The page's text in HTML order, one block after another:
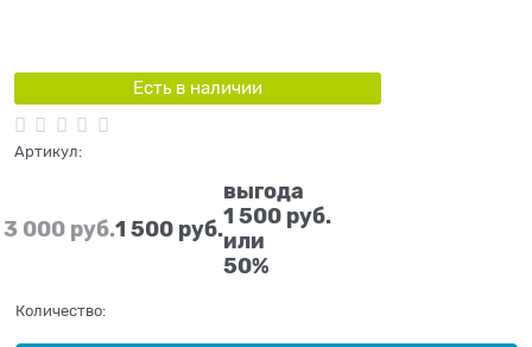
Есть в наличии
Артикул:
3 000 руб.1 500 руб.
выгода
1 500 руб.
или
50%
Количество: